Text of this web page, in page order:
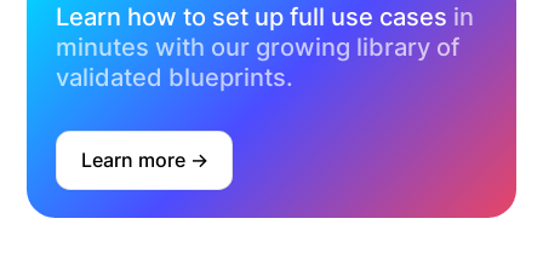
Learn how to set up full use cases in
minutes with our growing library of
validated blueprints.
Learn more ->